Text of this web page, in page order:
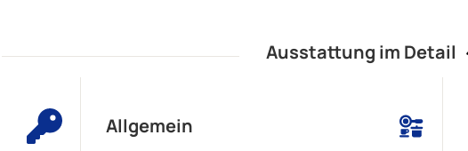
Ausstattung im Detail
Allgemein